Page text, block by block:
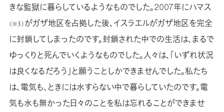
きな監獄に暮らしているようなものでした。2007年にハマス
（※３）がガザ地区を占拠した後、イスラエルがガザ地区を完全
に封鎖してしまったのです。封鎖された中での生活は、まるで
ゆっくりと死んでいくようなものでした。人々は、「いずれ状況
は良くなるだろう」と願うことしかできませんでした。私たち
は、電気も、ときには水すらない中で暮らしていたのです。電
気も水も無かった日々のことを私は忘れることができませ